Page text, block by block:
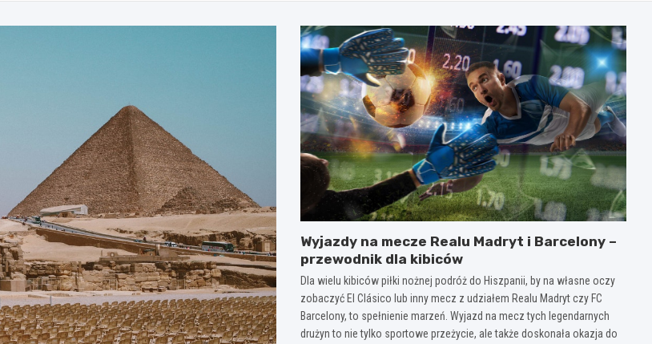
Wyjazdy na mecze Realu Madryt i Barcelony –
przewodnik dla kibiców
Dla wielu kibiców piłki nożnej podróż do Hiszpanii, by na własne oczy
zobaczyć El Clásico lub inny mecz z udziałem Realu Madryt czy FC
Barcelony, to spełnienie marzeń. Wyjazd na mecz tych legendarnych
drużyn to nie tylko sportowe przeżycie, ale także doskonała okazja do